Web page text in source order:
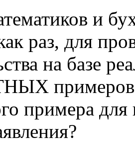
и
раз, для
на базе
примеров.
примера для